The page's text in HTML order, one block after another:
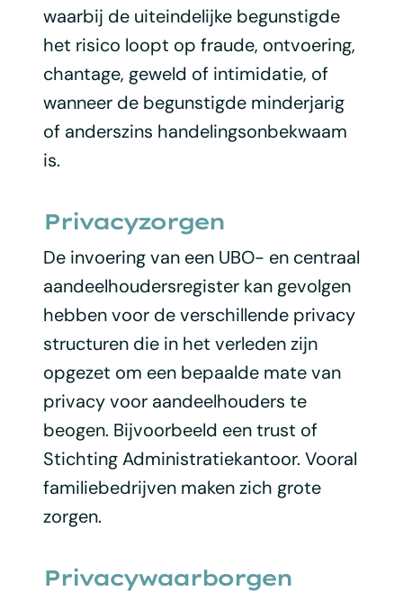
waarbij de uiteindelijke begunstigde
het risico loopt op fraude, ontvoering,
chantage, geweld of intimidatie, of
wanneer de begunstigde minderjarig
of anderszins handelingsonbekwaam
is.
Privacyzorgen
De invoering van een UBO- en centraal
aandeelhoudersregister kan gevolgen
hebben voor de verschillende privacy
structuren die in het verleden zijn
opgezet om een bepaalde mate van
privacy voor aandeelhouders te
beogen. Bijvoorbeeld een trust of
Stichting Administratiekantoor. Vooral
familiebedrijven maken zich grote
zorgen.
Privacywaarborgen